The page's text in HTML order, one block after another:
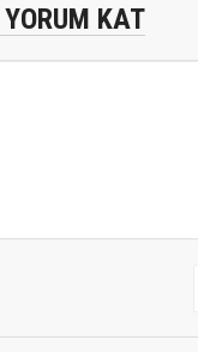
YORUM KAT